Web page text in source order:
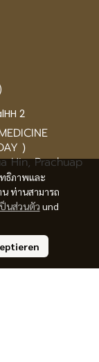
ธิภาพและ
ท่านสามารถ
นส่วนตัว und
2
)
Hin, Prachuap